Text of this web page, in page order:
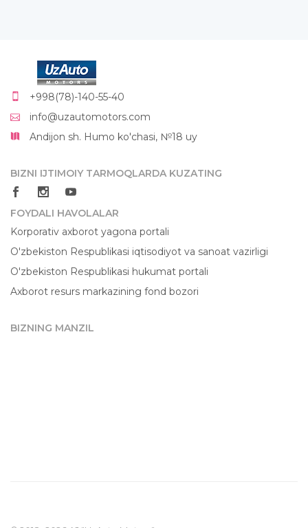
+998(78)-140-55-40
info@uzautomotors.com
Andijon sh. Humo ko'chasi, №18 uy
BIZNI IJTIMOIY TARMOQLARDA KUZATING
FOYDALI HAVOLALAR
Korporativ axborot yagona portali
O'zbekiston Respublikasi iqtisodiyot va sanoat vazirligi
O'zbekiston Respublikasi hukumat portali
Axborot resurs markazining fond bozori
BIZNING MANZIL